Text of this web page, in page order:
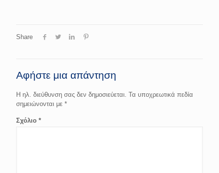
Share
Αφήστε μια απάντηση
Η ηλ. διεύθυνση σας δεν δημοσιεύεται. Τα υποχρεωτικά πεδία
σημειώνονται με *
Σχόλιο *